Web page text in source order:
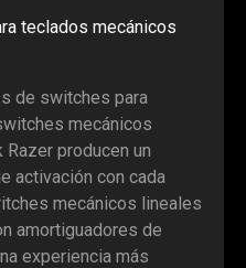
teclados mecánicos
de switches para
mecánicos
producen un
activación con cada
mecánicos lineales
amortiguadores de
experiencia más